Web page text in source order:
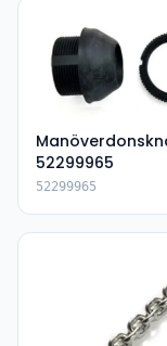
52299965
52299965